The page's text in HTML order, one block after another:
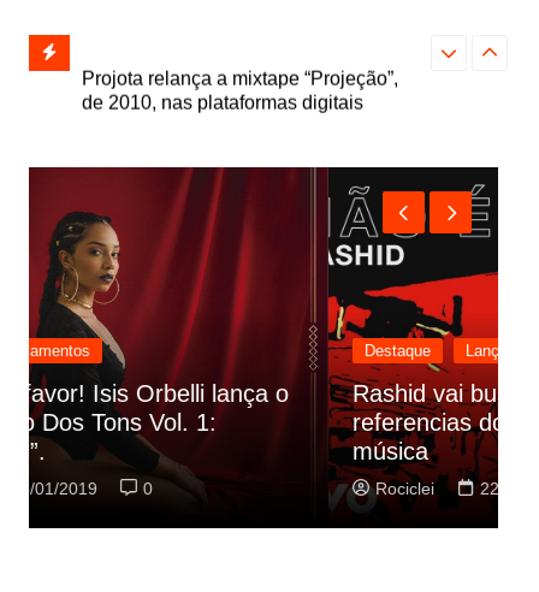
e abre
autoral,
de 2010, nas plataformas digitais
Farofa
Destaque Lançamentos
Rashid vai buscar nos HQs as
referencias do clipe de sua nova
música
Rociclei 22/01/2019